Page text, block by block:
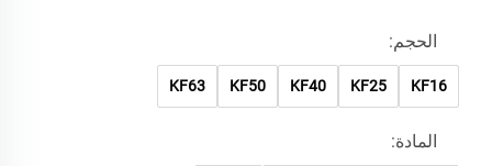
الحجم:
KF16
KF25
KF40
KF50
KF63
المادة: